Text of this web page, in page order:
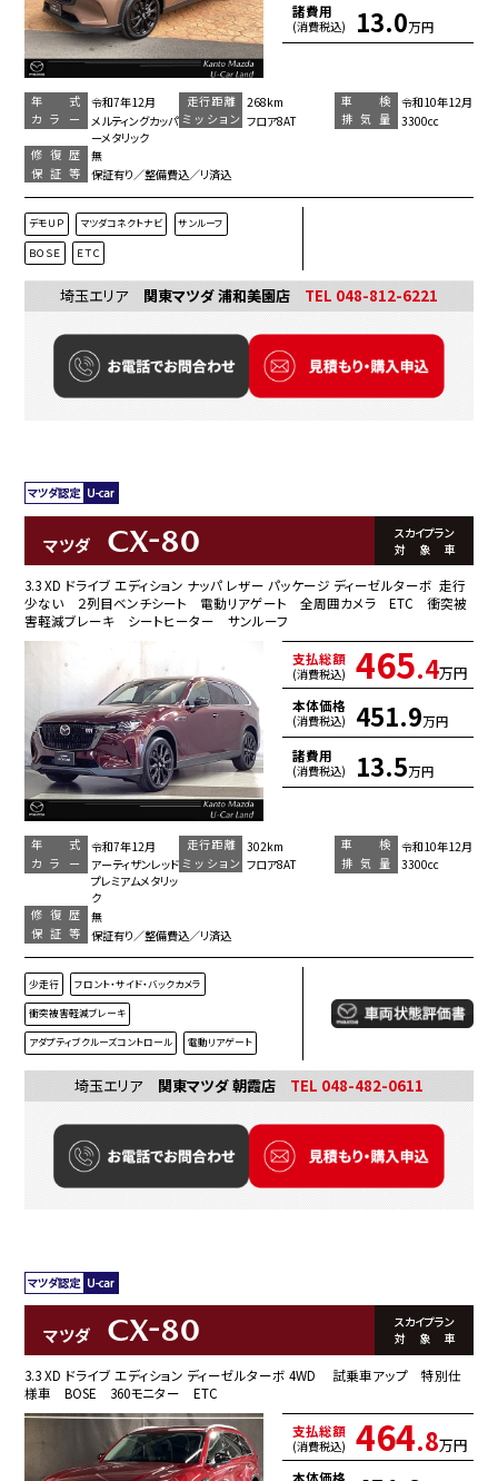
諸費用
(消費税込) 13.0万円
年 式 令和7年12月 走行距離 268km 車 検
令和10年12月
カラー
メルティングカッパ
ーメタリック
ミッション フロア8AT 排気量
3300cc
修復歴
無
保証等
保証有り／整備費込／リ済込
デモＵＰ マツダコネクトナビ サンルーフ
ＢＯＳＥ ＥＴＣ
埼玉エリア 関東マツダ 浦和美園店 TEL 048-812-6221
マツダ CX-80
スカイプラン
対象車
3.3 XD ドライブ エディション ナッパ レザー パッケージ ディーゼルターボ 走行
少ない ２列目ベンチシート 電動リアゲート 全周囲カメラ ETC 衝突被
害軽減ブレーキ シートヒーター サンルーフ
支払総額
(消費税込) 465.4万円
本体価格
(消費税込) 451.9万円
諸費用
(消費税込) 13.5万円
年 式 令和7年12月 走行距離 302km 車 検
令和10年12月
カラー
アーティザンレッド
プレミアムメタリッ
ク
ミッション フロア8AT 排気量 3300cc
修復歴
無
保証等
保証有り／整備費込／リ済込
少走行 フロント・サイド・バックカメラ
衝突被害軽減ブレーキ
アダプティブクルーズコントロール 電動リアゲート
埼玉エリア 関東マツダ 朝霞店 TEL 048-482-0611
マツダ CX-80
スカイプラン
対象車
3.3 XD ドライブ エディション ディーゼルターボ 4WD 試乗車アップ 特別仕
様車 BOSE 360モニター ETC
支払総額
(消費税込) 464.8万円